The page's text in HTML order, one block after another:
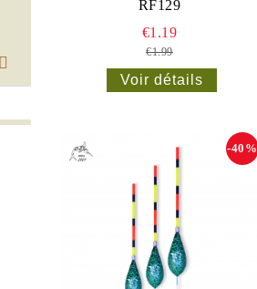
RF129
€1.19
€1.99
Voir détails
-40%